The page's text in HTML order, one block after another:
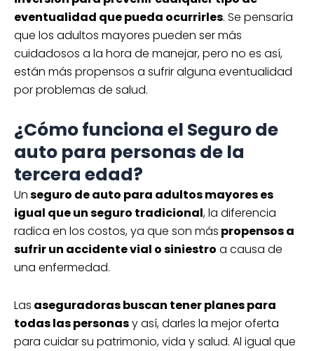
eventualidad que pueda ocurrirles. Se pensaría
que los adultos mayores pueden ser más
cuidadosos a la hora de manejar, pero no es así,
están más propensos a sufrir alguna eventualidad
por problemas de salud.
¿Cómo funciona el Seguro de
auto para personas de la
tercera edad?
Unseguro de auto para adultos mayores es
igual que un seguro tradicional, la diferencia
radica en los costos, ya que son más propensos a
sufrir un accidente vial o siniestro a causa de
una enfermedad.
Las aseguradoras buscan tener planes para
todas las personasy así, darles la mejor oferta
para cuidar su patrimonio, vida y salud. Al igual que